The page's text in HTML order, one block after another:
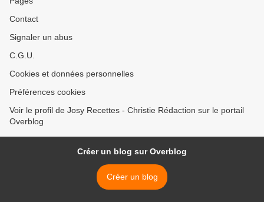
Contact
Signaler un abus
C.G.U.
Cookies et données personnelles
Préférences cookies
Voir le profil de Josy Recettes - Christie Rédaction sur le portail
Overblog
Créer un blog sur Overblog
Créer un blog